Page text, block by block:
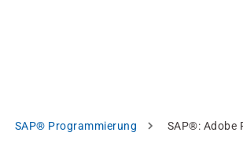
SAP® Programmierung SAP®: